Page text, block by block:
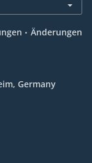
. Änderungen
Germany